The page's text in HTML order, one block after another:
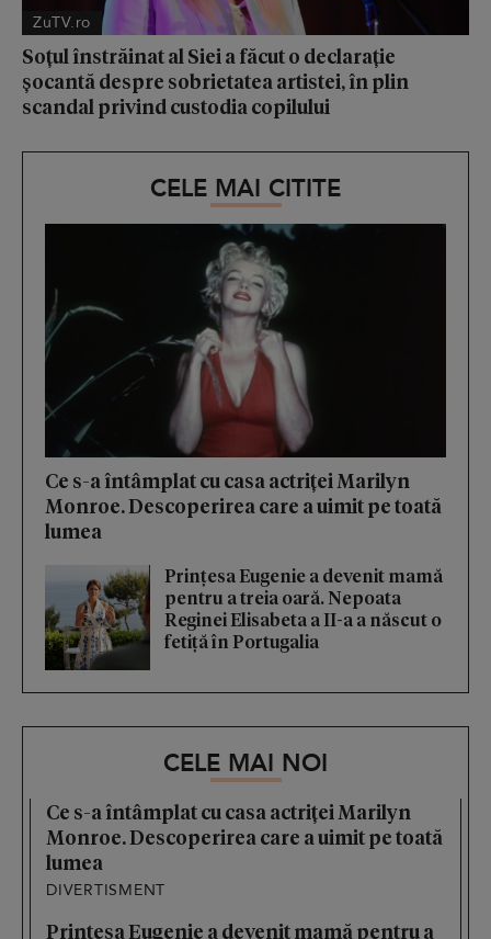
ZuTV.ro
Soțul înstrăinat al Siei a făcut o declarație
șocantă despre sobrietatea artistei, în plin
scandal privind custodia copilului
CELE MAI CITITE
Ce s-a întâmplat cu casa actriței Marilyn
Monroe. Descoperirea care a uimit pe toată
lumea
Prințesa Eugenie a devenit mamă
pentru a treia oară. Nepoata
Reginei Elisabeta a II-a a născut o
fetiță în Portugalia
CELE MAI NOI
Ce s-a întâmplat cu casa actriței Marilyn
Monroe. Descoperirea care a uimit pe toată
lumea
DIVERTISMENT
Prințesa Eugenie a devenit mamă pentru a